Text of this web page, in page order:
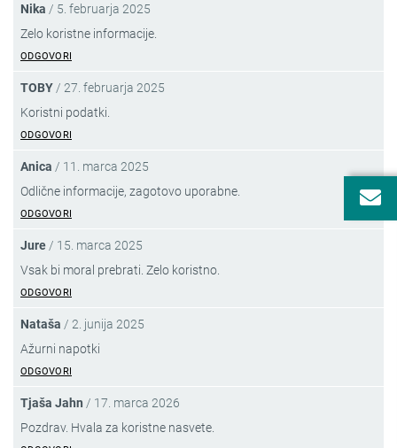
Nika / 5. februarja 2025
Zelo koristne informacije.
ODGOVORI
TOBY / 27. februarja 2025
Koristni podatki.
ODGOVORI
Anica / 11. marca 2025
Odlične informacije, zagotovo uporabne.
ODGOVORI
Jure / 15. marca 2025
Vsak bi moral prebrati. Zelo koristno.
ODGOVORI
Nataša / 2. junija 2025
Ažurni napotki
ODGOVORI
Tjaša Jahn / 17. marca 2026
Pozdrav. Hvala za koristne nasvete.
PRIJAVA NA VARNE NOVICE
PREPREČIMO PREVARO,
PREDEN SE ZGODI!
Obveščeni boste o aktualnih spletnih goljufijah
in nasvetih za večjo varnost na spletu.
Prebral-a semobvestilo o obdelavi mojega e-naslova